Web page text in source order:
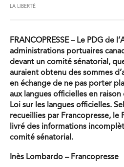
LA LIBERTÉ
FRANCOPRESSE – Le PDG de
administrations portuaires
devant un comité sénatorial,
auraient obtenu des sommes
en échange de ne pas porter
aux langues officielles en
Loi sur les langues officielles.
recueillies par Francopresse, le
livré des informations
comité sénatorial.
Inès Lombardo – Francopresse